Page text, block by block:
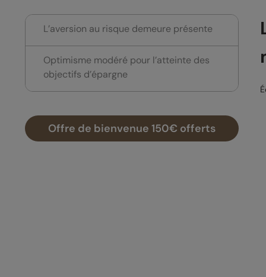
L’aversion au risque demeure présente
Optimisme modéré pour l’atteinte des
objectifs d’épargne
Offre de bienvenue 150€ offerts